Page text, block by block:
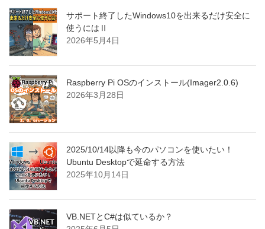
サポート終了したWindows10を出来るだけ安全に
使うにはⅡ
2026年5月4日
Raspberry Pi OSのインストール(Imager2.0.6)
2026年3月28日
2025/10/14以降も今のパソコンを使いたい！
Ubuntu Desktopで延命する方法
2025年10月14日
VB.NETとC#は似ているか？